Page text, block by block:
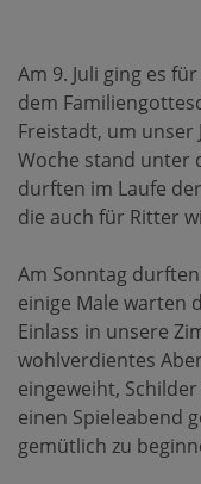
Am 9. Juli ging es
dem
Freistadt, um unser
Woche stand unter
durften im Laufe
die auch für Ritter
Am Sonntag
einige Male warten
Einlass in unsere
wohlverdientes
eingeweiht,
einen Spieleabend
gemütlich zu